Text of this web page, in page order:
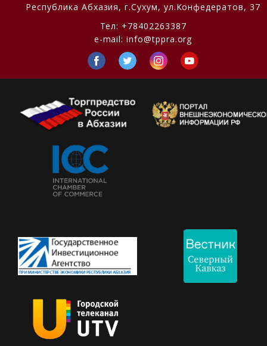
Республика Абхазия, г.Сухум, ул.Конфедератов, 37
Тел: +78402263387
e-mail:info@tppra.org